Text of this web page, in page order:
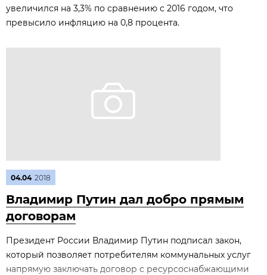
увеличился на 3,3% по сравнению с 2016 годом, что
превысило инфляцию на 0,8 процента.
04.04 2018
Владимир Путин дал добро прямым
договорам
Президент России Владимир Путин подписал закон,
который позволяет потребителям коммунальных услуг
напрямую заключать договор с ресурсоснабжающими